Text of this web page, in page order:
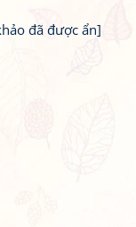
đã được ẩn]